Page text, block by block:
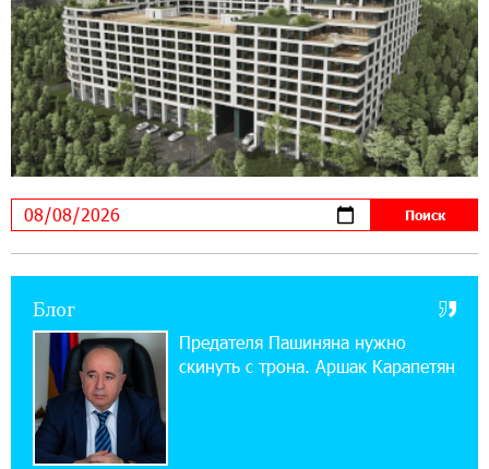
11:21:15 31-07-2026
ЕАЭС со временем будет расширяться. Когда-
нибудь это поймёт и рядовой армянин, но
будет уже поздно
11:03:52 31-07-2026
Если Израиль использует тему Геноцида
армян против Эрдогана, то что для него
значит сам Геноцид?
10% годовых и оформление в мобильном
приложении
17:03:49 30-07-2026
Платформа Rate.Trading на Seaside Startup
Summit: IDBank представил инновационное
Блог
Предателя Пашиняна нужно
скинуть с трона. Аршак Карапетян